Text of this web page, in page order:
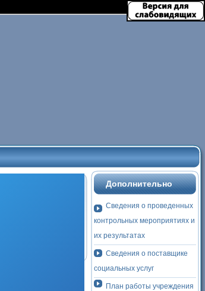
Дополнительно
Сведения о проведенных
контрольных мероприятиях и
их результатах
Сведения о поставщике
социальных услуг
План работы учреждения